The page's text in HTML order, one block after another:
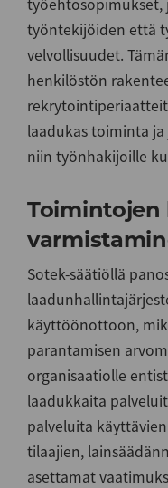
työehtosopimukset,
työntekijöiden että
velvollisuudet.
henkilöstön
laadukas toiminta
niin työnhakijoille
Toimintojen
Sotek-säätiöllä
käyttöönottoon,
parantamisen
organisaatiolle
laadukkaita
palveluita
tilaajien,
asettamat